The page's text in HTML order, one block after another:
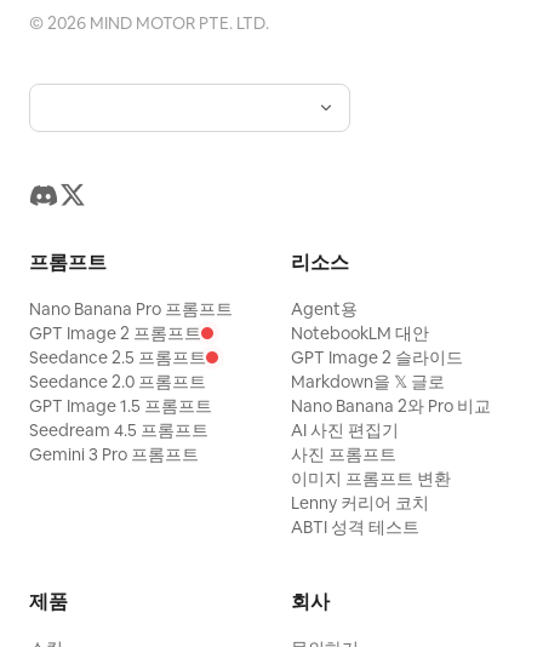
©2026 MIND MOTOR PTE. LTD.
프롬프트
Nano Banana Pro 프롬프트
GPT Image 2 프롬프트
Seedance 2.5 프롬프트
Seedance 2.0 프롬프트
GPT Image 1.5 프롬프트
Seedream 4.5 프롬프트
Gemini 3 Pro 프롬프트
리소스
Agent용
NotebookLM 대안
GPT Image 2 슬라이드
Markdown을 𝕏 글로
Nano Banana 2와 Pro 비교
AI 사진 편집기
사진 프롬프트
이미지 프롬프트 변환
Lenny 커리어 코치
ABTI 성격 테스트
제품 회사